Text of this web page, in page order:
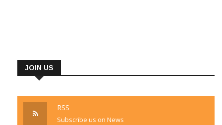
JOIN US
RSS
Subscribe us on News